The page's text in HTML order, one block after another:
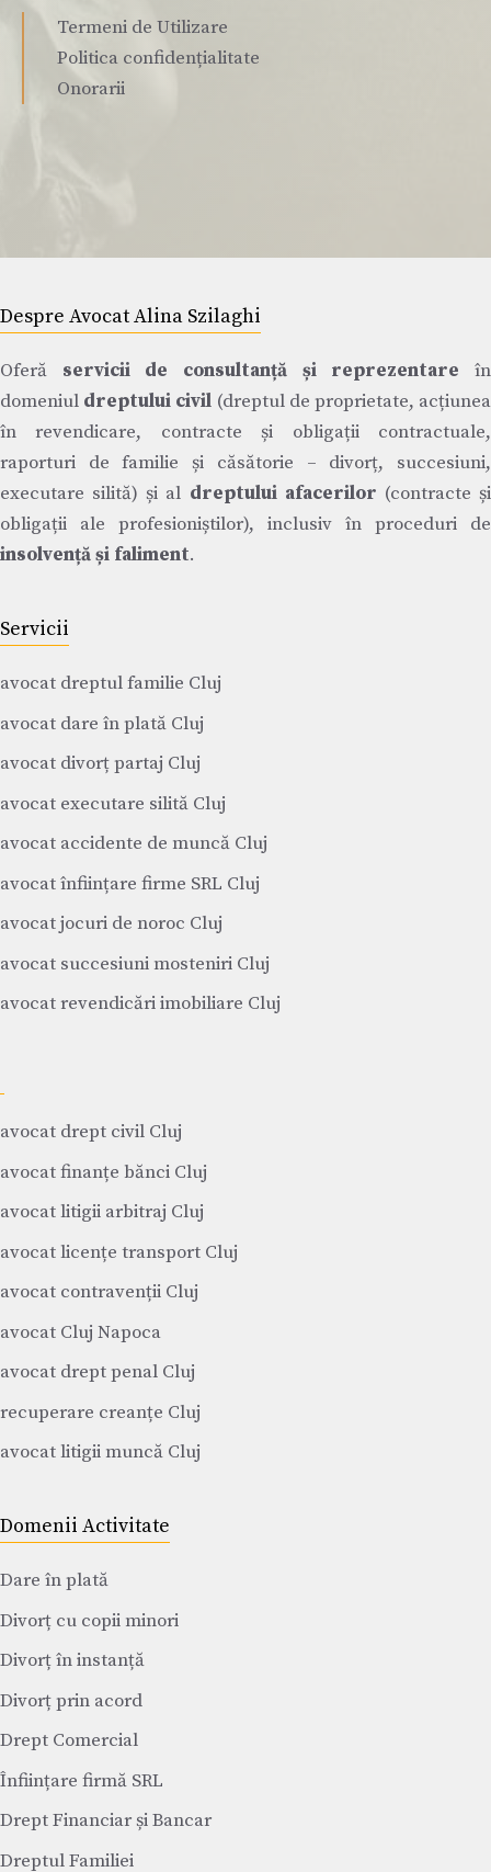
Termeni de Utilizare
Politica confidențialitate
Onorarii
Despre Avocat Alina Szilaghi
Oferă servicii de consultanță și reprezentare în
domeniul dreptului civil (dreptul de proprietate, acțiunea
în revendicare, contracte și obligații contractuale,
raporturi de familie și căsătorie – divorț, succesiuni,
executare silită) și al dreptului afacerilor (contracte și
obligații ale profesioniștilor), inclusiv în proceduri de
insolvență și faliment.
Servicii
avocat dreptul familie Cluj
avocat dare în plată Cluj
avocat divorț partaj Cluj
avocat executare silită Cluj
avocat accidente de muncă Cluj
avocat înființare firme SRL Cluj
avocat jocuri de noroc Cluj
avocat succesiuni mosteniri Cluj
avocat revendicări imobiliare Cluj
avocat drept civil Cluj
avocat finanțe bănci Cluj
avocat litigii arbitraj Cluj
avocat licențe transport Cluj
avocat contravenții Cluj
avocat Cluj Napoca
avocat drept penal Cluj
recuperare creanțe Cluj
avocat litigii muncă Cluj
Domenii Activitate
Dare în plată
Divorț cu copii minori
Divorț în instanță
Divorț prin acord
Drept Comercial
Înființare firmă SRL
Drept Financiar și Bancar
Dreptul Familiei